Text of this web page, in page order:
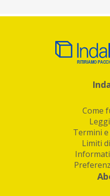
Come
Termini
Limiti